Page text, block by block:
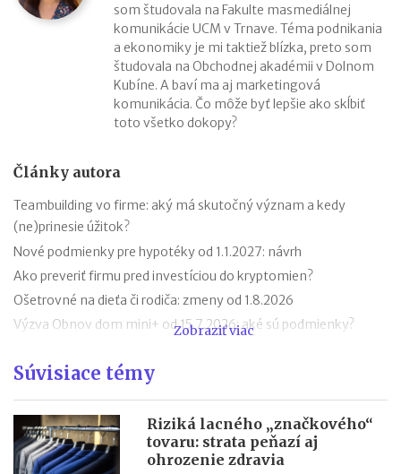
som študovala na Fakulte masmediálnej
komunikácie UCM v Trnave. Téma podnikania
a ekonomiky je mi taktiež blízka, preto som
študovala na Obchodnej akadémii v Dolnom
Kubíne. A baví ma aj marketingová
komunikácia. Čo môže byť lepšie ako skĺbiť
toto všetko dokopy?
Články autora
Teambuilding vo firme: aký má skutočný význam a kedy
(ne)prinesie úžitok?
Nové podmienky pre hypotéky od 1.1.2027: návrh
Ako preveriť firmu pred investíciou do kryptomien?
Ošetrovné na dieťa či rodiča: zmeny od 1.8.2026
Výzva Obnov dom mini+ od 15.7.2026: aké sú podmienky?
činnosti (AML zákon)
Sviatok sv. Cyrila a Metoda 2026 už bez zatvorených obchodov
Nabíjanie elektromobilu v zahraničí: roaming, aplikácie,
plánovanie cesty
Zobraziť viac
Súvisiace témy
Riziká lacného „značkového“
tovaru: strata peňazí aj
ohrozenie zdravia